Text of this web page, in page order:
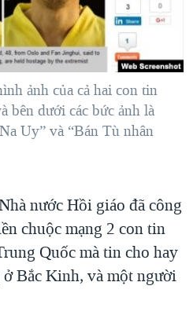
TẠI DẢI GAZA
ĐƯỜNG
HẠ 'BÊN THẮNG CUỘC'
Ở VIỆT NAM
TẠI VIỆT NAM
PHỦ VIỆT NAM
ảnh của cả hai con tin
bên dưới các bức ảnh là
Uy” và “Bán Tù nhân
nước Hồi giáo đã công
chuộc mạng 2 con tin
Quốc mà tin cho hay
Bắc Kinh, và một người